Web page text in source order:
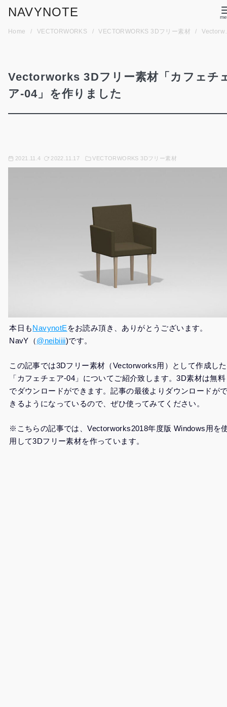
NAVYNOTE
Home VECTORWORKS VECTORWORKS 3Dフリー素材 Vectorworks 3Dフリー素材「カフェチェア-04」を作りました
Vectorworks 3Dフリー素材「カフェチ
ア-04」を作りました
2021.11.4 2022.11.17 VECTORWORKS 3Dフリー素材
本日もNavynotE をお読み頂き、ありがとうございます。
NavY（@neibiiii)です。
この記事では3Dフリー素材（Vectorworks用）として作成した
「カフェチェア-04」についてご紹介致します。3D素材は無料
でダウンロードができます。記事の最後よりダウンロードが
きるようになっているので、ぜひ使ってみてください。
※こちらの記事では、Vectorworks2018年度版 Windows用を
用して3Dフリー素材を作っています。